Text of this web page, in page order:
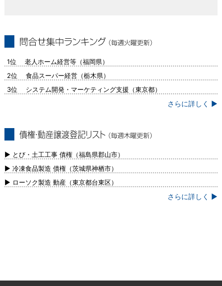
1位 老人ホーム経営等（福岡県）
2位 食品スーパー経営（栃木県）
3位 システム開発・マーケティング支援（東京都）
さらに詳しく ▶
新）
▶ とび・土工工事 債権（福島県郡山市）
▶ 冷凍食品製造 債権（茨城県神栖市）
▶ ローソク製造 動産（東京都台東区）
さらに詳しく ▶